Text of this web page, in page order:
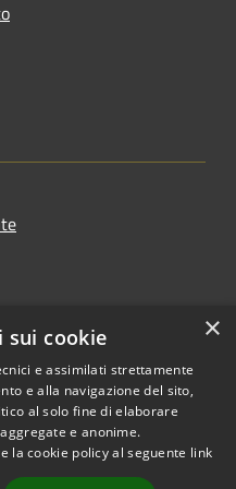
Copyright © 2026 • Comune di
Isola del Cantone • Powered by
×
sui cookie
e assimilati strettamente
e alla navigazione del sito,
al solo fine di elaborare
e anonime.
la cookie policy al seguente link